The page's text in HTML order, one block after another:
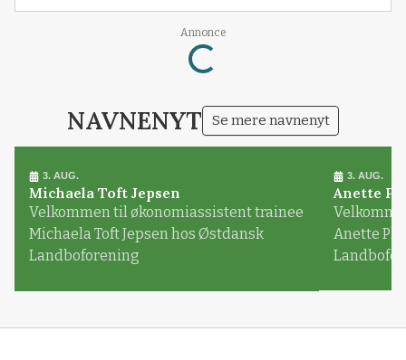
Annonce
Loading...
NAVNENYT Se mere navnenyt
3. AUG.
Michaela Toft Jepsen
Velkommen til økonomiassistent trainee
Michaela Toft Jepsen hos Østdansk
Landboforening
3. AUG.
Anette
Anette